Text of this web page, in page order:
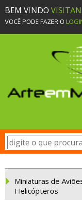
BEM VINDO
VOCÊ PODE FAZER O
Miniaturas de
Helicópteros